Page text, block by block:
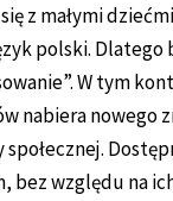
z małymi
polski. Dlatego
W tym
nabiera nowego
bez względu na